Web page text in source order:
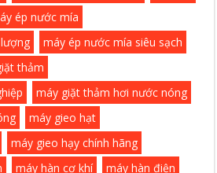
ép nước mía
máy ép nước mía siêu sạch
thảm
máy giặt thảm hơi nước nóng
máy gieo hạt
máy gieo hạy chính hãng
máy hàn cơ khí
máy hàn điện